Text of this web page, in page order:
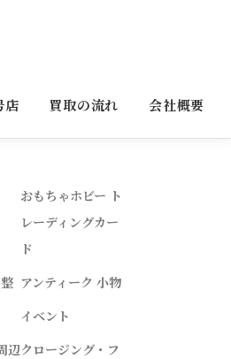
店 買取の流れ 会社概要
おもちゃホビー ト
レーディングカー
ド
アンティーク 小物
イベント
辺クロージング・フ